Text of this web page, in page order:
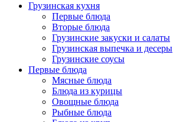
Грузинская кухня
Первые блюда
Вторые блюда
Грузинские закуски и салаты
Грузинская выпечка и десеры
Грузинские соусы
Первые блюда
Мясные блюда
Блюда из курицы
Овощные блюда
Рыбные блюда